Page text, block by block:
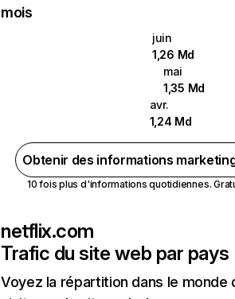
mois
juin
1,26 Md
mai
1,35 Md
avr.
1,24 Md
Obtenir des informations
10 fois plus d'informations quotidiennes.
netflix.com
Trafic du site web par pays
Voyez la répartition dans le monde